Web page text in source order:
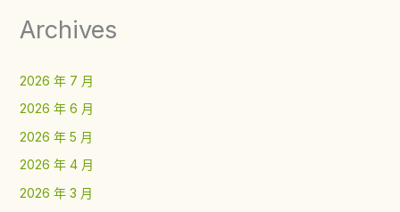
Archives
2026 年 7 月
2026 年 6 月
2026 年 5 月
2026 年 4 月
2026 年 3 月